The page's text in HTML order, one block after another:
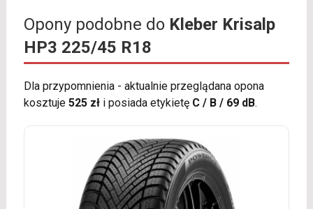
Opony podobne do Kleber Krisalp
HP3 225/45 R18
Dla przypomnienia - aktualnie przeglądana opona
kosztuje 525 złi posiada etykietę C / B / 69 dB.